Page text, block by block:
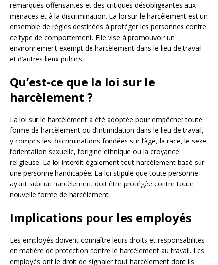
remarques offensantes et des critiques désobligeantes aux
menaces et à la discrimination. La loi sur le harcèlement est un
ensemble de règles destinées à protéger les personnes contre
ce type de comportement. Elle vise à promouvoir un
environnement exempt de harcèlement dans le lieu de travail
et d’autres lieux publics.
Qu’est-ce que la loi sur le
harcèlement ?
La loi sur le harcèlement a été adoptée pour empêcher toute
forme de harcèlement ou d’intimidation dans le lieu de travail,
y compris les discriminations fondées sur l’âge, la race, le sexe,
l’orientation sexuelle, l’origine ethnique ou la croyance
religieuse. La loi interdit également tout harcèlement basé sur
une personne handicapée. La loi stipule que toute personne
ayant subi un harcèlement doit être protégée contre toute
nouvelle forme de harcèlement.
Implications pour les employés
Les employés doivent connaître leurs droits et responsabilités
en matière de protection contre le harcèlement au travail. Les
employés ont le droit de signaler tout harcèlement dont ils